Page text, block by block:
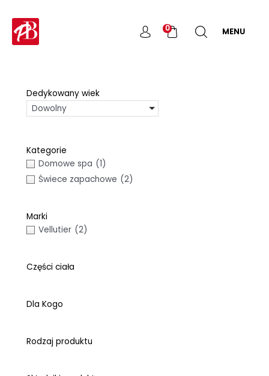
content
0 MENU
Dedykowany wiek
Dowolny
Kategorie
Domowe spa (1)
Świece zapachowe (2)
Marki
Vellutier (2)
Części ciała
Dla Kogo
Rodzaj produktu